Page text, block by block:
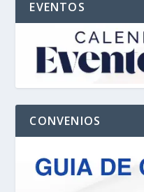
EVENTOS
CONVENIOS